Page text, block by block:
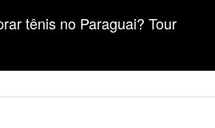
tênis no Paraguai? Tour